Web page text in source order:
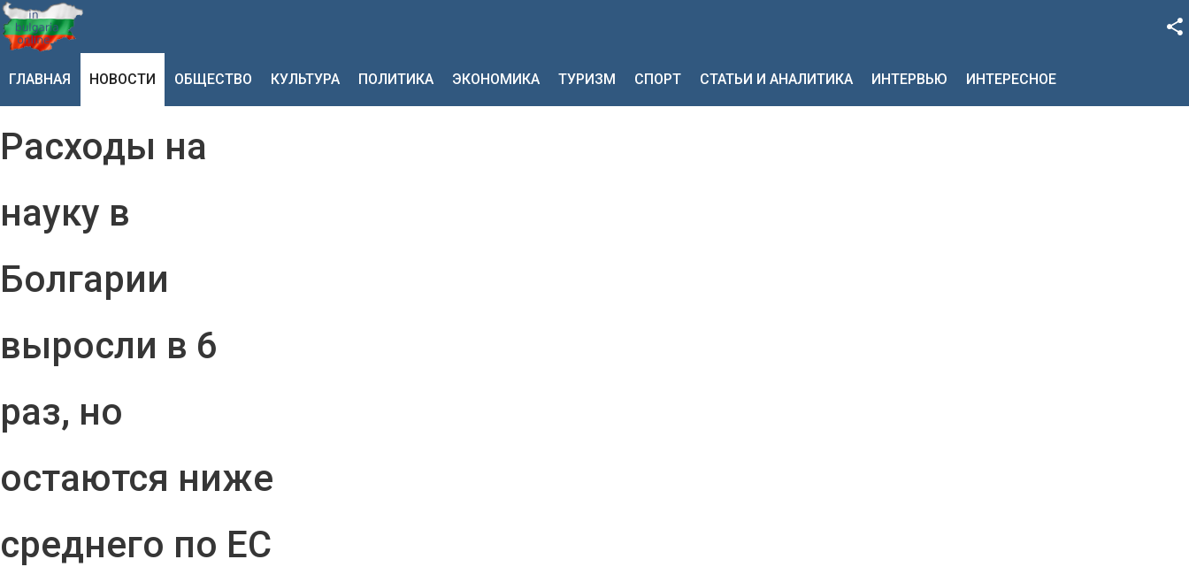
Google+
ГЛАВНАЯ НОВОСТИ ОБЩЕСТВО КУЛЬТУРА ПОЛИТИКА ЭКОНОМИКА ТУРИЗМ СПОРТ СТАТЬИ И АНАЛИТИКА ИНТЕРВЬЮ ИНТЕРЕСНОЕ
Расходы на
науку в
Болгарии
выросли в 6
раз, но
остаются ниже
среднего по ЕС